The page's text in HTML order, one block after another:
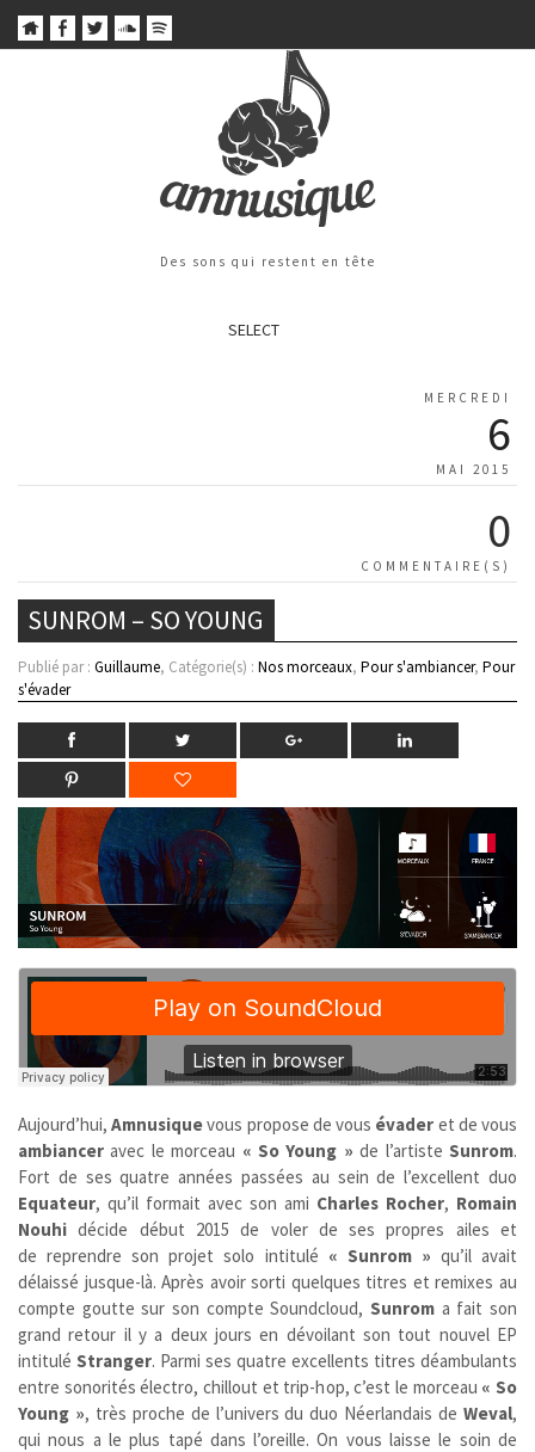
Des sons qui restent en tête
SELECT
MERCREDI
6
MAI 2015
0
COMMENTAIRE(S)
SUNROM – SO YOUNG
Publié par : Guillaume, Catégorie(s) : Nos morceaux, Pour s'ambiancer, Pour
s'évader
Aujourd’hui,Amnusiquevous propose de vous évader et de vous
ambiancer avec le morceau « So Young » de l’artisteSunrom.
Fort de ses quatre années passées au sein de l’excellent duo
Equateur, qu’il formait avec son ami Charles Rocher, Romain
Nouhi décide début 2015 de voler de ses propres ailes et
de reprendre son projet solo intitulé « Sunrom » qu’il avait
délaissé jusque-là. Après avoir sorti quelques titres et remixes au
compte goutte sur son compte Soundcloud, Sunrom a fait son
grand retour il y a deux jours en dévoilant son tout nouvel EP
intitulé Stranger. Parmi ses quatre excellents titres déambulants
entre sonorités électro, chillout et trip-hop, c’est le morceau « So
Young », très proche de l’univers du duo Néerlandais deWeval,
qui nous a le plus tapé dans l’oreille. On vous laisse le soin de